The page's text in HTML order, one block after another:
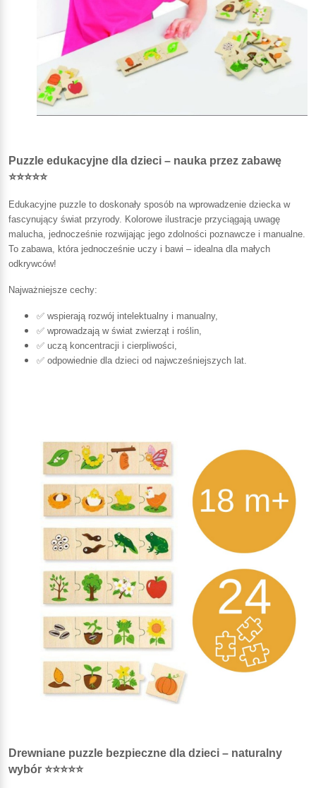
Puzzle edukacyjne dla dzieci – nauka przez zabawę
⭐⭐⭐⭐⭐
Edukacyjne puzzle to doskonały sposób na wprowadzenie dziecka w
fascynujący świat przyrody. Kolorowe ilustracje przyciągają uwagę
malucha, jednocześnie rozwijając jego zdolności poznawcze i manualne.
To zabawa, która jednocześnie uczy i bawi – idealna dla małych
odkrywców!
Najważniejsze cechy:
✅ wspierają rozwój intelektualny i manualny,
✅ wprowadzają w świat zwierząt i roślin,
✅ uczą koncentracji i cierpliwości,
✅ odpowiednie dla dzieci od najwcześniejszych lat.
Drewniane puzzle bezpieczne dla dzieci – naturalny
wybór ⭐⭐⭐⭐⭐